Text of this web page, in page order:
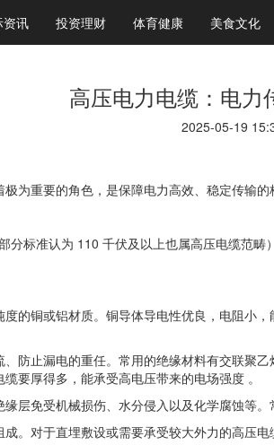
资讯 投资理财 体育健康 美食文化
高压电力电缆：电力
2025-05-19
极为重要的角色，是保障电力高效、稳定传输的
分标准认为 110 千伏及以上也属高压电缆范
的铜或铝材质。铜导体导电性优良，电阻小
防止漏电的重任。常用的绝缘材料有交联聚
要厚得多，能承受高电压带来的电场强度 。
层免受机械损伤、水分侵入以及化学腐蚀等
。对于直埋敷设或需要承受较大外力的高压